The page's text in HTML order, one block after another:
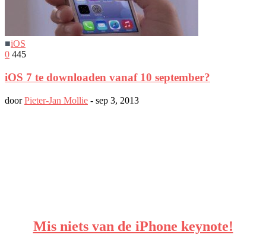
■iOS
0 445
iOS 7 te downloaden vanaf 10 september?
doorPieter-Jan Mollie - sep 3, 2013
Mis niets van de iPhone keynote!